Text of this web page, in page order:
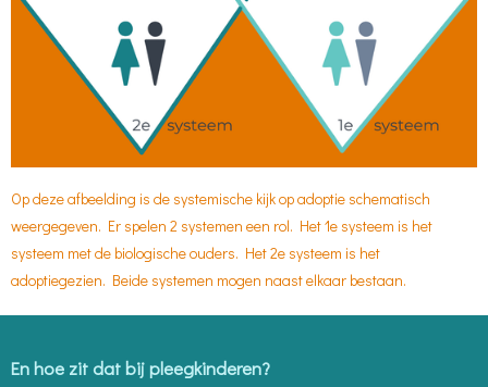
Op deze afbeelding is de systemische kijk op adoptie schematisch
weergegeven. Er spelen 2 systemen een rol. Het 1e systeem is het
systeem met de biologische ouders. Het 2e systeem is het
adoptiegezien. Beide systemen mogen naast elkaar bestaan.
En hoe zit dat bij pleegkinderen?